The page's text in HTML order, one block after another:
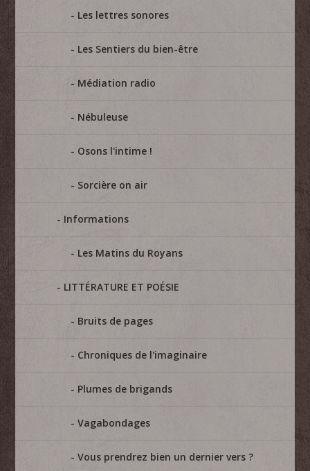
Les lettres sonores
Les Sentiers du bien-être
Médiation radio
Nébuleuse
Osons l'intime !
Sorcière on air
Informations
Les Matins du Royans
LITTÉRATURE ET POÉSIE
Bruits de pages
Chroniques de l'imaginaire
Plumes de brigands
Vagabondages
Vous prendrez bien un dernier vers ?